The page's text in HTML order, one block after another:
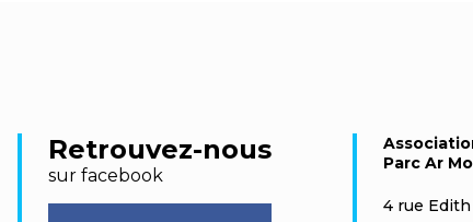
Retrouvez-nous
sur facebook
Parc Ar
4 rue